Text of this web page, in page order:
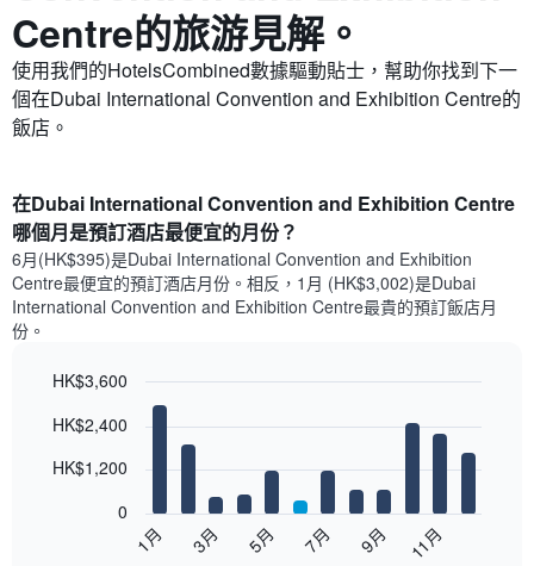
Centre​的旅游見解。
使用我們的HotelsCombined數據驅動貼士，幫助你找到下一
個在Dubai International Convention and Exhibition Centre​的
飯店。
在Dubai International Convention and Exhibition Centre
哪個月是預訂酒店最便宜的月份？
6月(HK$395)是Dubai International Convention and Exhibition
Centre​最便宜的預訂酒店月份。​相反，1月 (HK$3,002)是Dubai
International Convention and Exhibition Centre最貴的預訂飯店月
份。
chart
12
graphic.
1月 3月 5月 7月 9月 11月
0
HK$1,200
HK$2,400
HK$3,600